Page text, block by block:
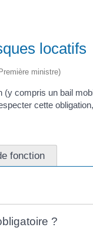
locatifs
ministre)
compris un bail
cette
fonction
?